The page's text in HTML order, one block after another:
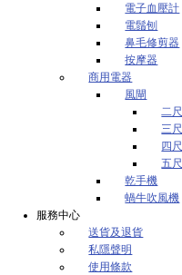
電子血壓計
電鬚刨
鼻毛修剪器
按摩器
商用電器
風閘
二尺
三尺
四尺
五尺
乾手機
蝸牛吹風機
服務中心
送貨及退貨
私隱聲明
使用條款